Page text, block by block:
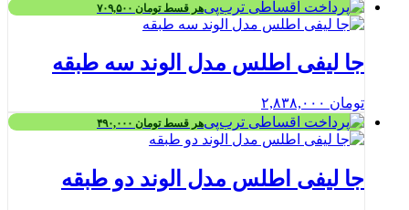
هر قسطتومان
جا لیفی اطلس مدل الوند سه طبقه
تومان
هر قسطتومان
جا لیفی اطلس مدل الوند دو طبقه